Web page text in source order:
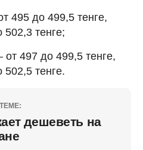
495 до 499,5 тенге,
тенге;
от 497 до 499,5 тенге,
тенге.
дешеветь на